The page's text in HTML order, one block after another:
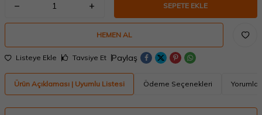
SEPETE EKLE
HEMEN AL
Listeye Ekle Tavsiye Et Paylaş
Ürün Açıklaması | Uyumlu Listesi Ödeme Seçenekleri Yorumlar